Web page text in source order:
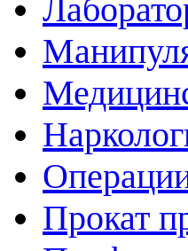
Прокат